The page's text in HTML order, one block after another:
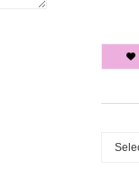
Arhive